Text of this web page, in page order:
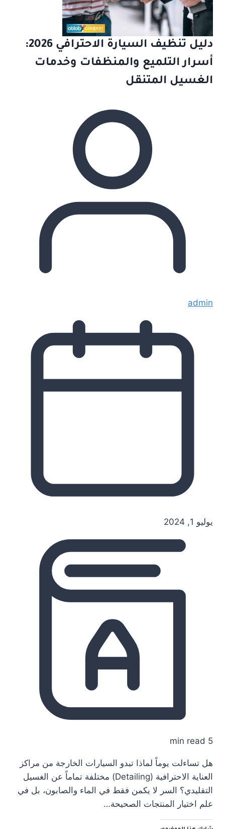
دليل تنظيف السيارة الاحترافي 2026:
أسرار التلميع والمنظفات وخدمات
الغسيل المتنقل
admin
يوليو 1, 2024
5 min read
هل تساءلت يوماً لماذا تبدو السيارات الخارجة من مراكز
العناية الاحترافية (Detailing) مختلفة تماماً عن الغسيل
التقليدي؟ السر لا يكمن فقط في الماء والصابون، بل في
علم اختيار المنتجات الصحيحة…